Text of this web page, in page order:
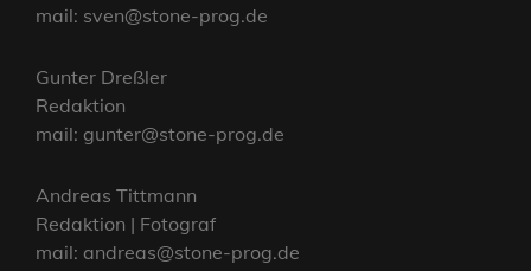
mail: sven@stone-prog.de
Gunter Dreßler
Redaktion
mail: gunter@stone-prog.de
Andreas Tittmann
Redaktion | Fotograf
mail: andreas@stone-prog.de